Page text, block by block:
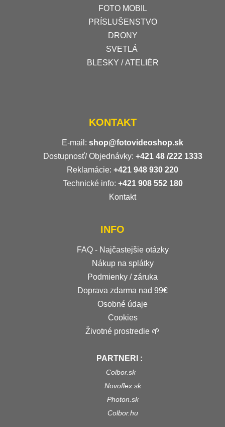
FOTO MOBIL
PRÍSLUŠENSTVO
DRONY
SVETLÁ
BLESKY / ATELIÉR
KONTAKT
E-mail: shop@fotovideoshop.sk
Dostupnosť/ Objednávky: +421 48 /222 1333
Reklamácie: +421 948 930 220
Technické info: +421 908 552 180
Kontakt
INFO
FAQ - Najčastejšie otázky
Nákup na splátky
Podmienky / záruka
Doprava zdarma nad 99€
Osobné údaje
Cookies
Životné prostredie 🌱
PARTNERI :
Colbor.sk
Novoflex.sk
Photon.sk
Colbor.hu